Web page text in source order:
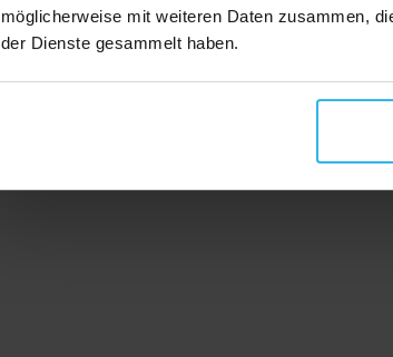
möglicherweise mit weiteren Daten zusammen,
der Dienste gesammelt haben.